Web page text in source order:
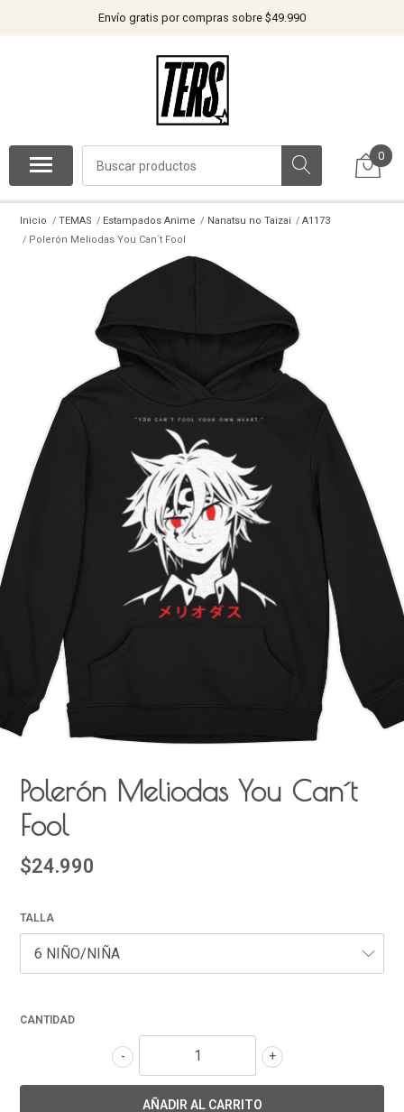
Envío gratis por compras sobre $49.990
0
Inicio TEMAS Estampados Anime Nanatsu no Taizai
A1173
Polerón Meliodas You Can´t Fool
Polerón Meliodas You Can´t
Fool
$24.990
TALLA
CANTIDAD
+
-